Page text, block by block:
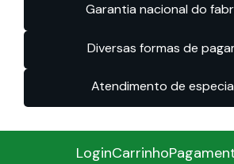
Garantia nacional do
Diversas formas de
Atendimento de
LoginCarrinho